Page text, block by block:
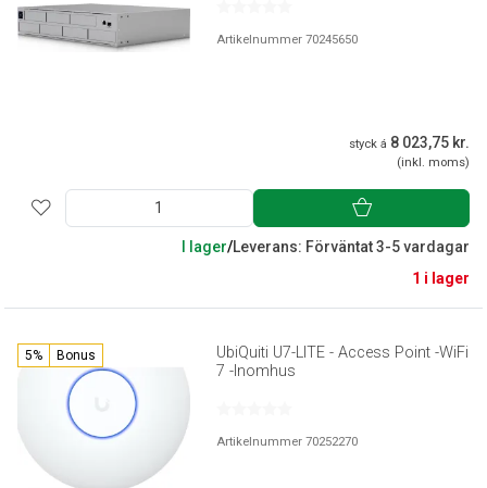
Artikelnummer 70245650
styck á 8 023,75 kr.
(inkl. moms)
I lager/Leverans: Förväntat 3-5 vardagar
1 i lager
5% Bonus
UbiQuiti U7-LITE - Access Point -WiFi
7 -Inomhus
Artikelnummer 70252270